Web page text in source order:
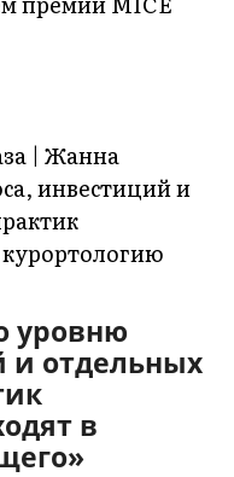
уровню
и отдельных
в